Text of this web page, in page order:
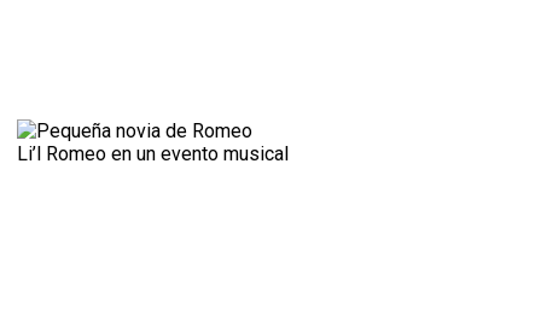
Li’l Romeo en un evento musical